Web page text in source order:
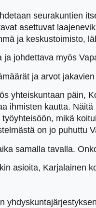
seurakuntien
asettuvat
ja keskustoimisto,
johdettava myös
ja arvot
yhteiskuntaan päin,
ihmisten kautta.
mikä
on jo
samalla tavalla.
asioita, Karjalainen